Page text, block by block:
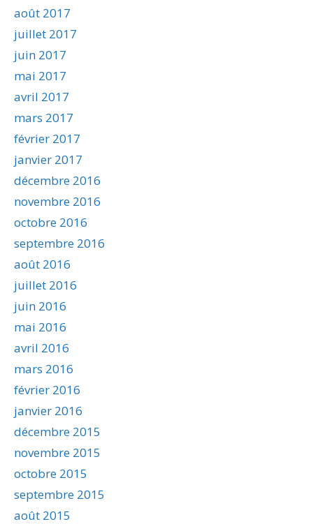
août 2017
juillet 2017
juin 2017
mai 2017
avril 2017
mars 2017
février 2017
janvier 2017
décembre 2016
novembre 2016
octobre 2016
septembre 2016
août 2016
juillet 2016
juin 2016
mai 2016
avril 2016
mars 2016
février 2016
janvier 2016
décembre 2015
novembre 2015
octobre 2015
septembre 2015
août 2015